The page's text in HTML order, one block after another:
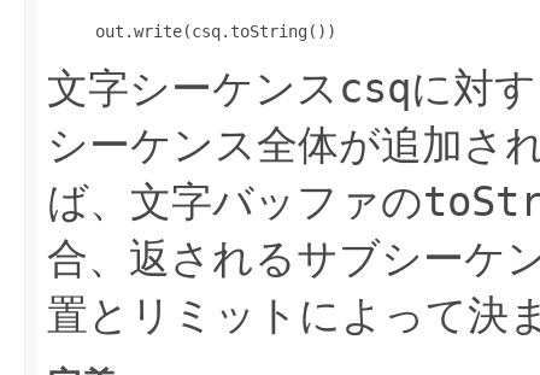
     out.write(csq.toString())
文字シーケンス csqに対
シーケンス全体が追加さ
ば、文字バッファの
合、返されるサブシーケ
置とリミットによって決